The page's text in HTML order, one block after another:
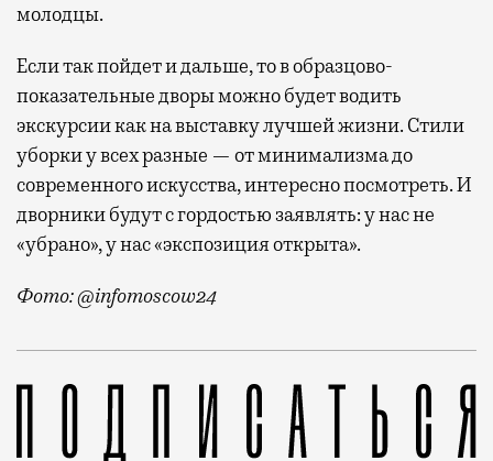
молодцы.
Если так пойдет и дальше, то в образцово-
показательные дворы можно будет водить
экскурсии как на выставку лучшей жизни. Стили
уборки у всех разные — от минимализма до
современного искусства, интересно посмотреть. И
дворники будут с гордостью заявлять: у нас не
«убрано», у нас «экспозиция открыта».
Фото: @infomoscow24
Похоже, у дворника-перфекциониста из Бутово